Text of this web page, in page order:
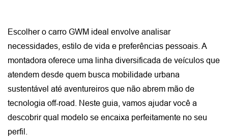
Escolher o carro GWM ideal envolve analisar
necessidades, estilo de vida e preferências pessoais. A
montadora oferece uma linha diversificada de veículos que
atendem desde quem busca mobilidade urbana
sustentável até aventureiros que não abrem mão de
tecnologia off-road. Neste guia, vamos ajudar você a
descobrir qual modelo se encaixa perfeitamente no seu
perfil.